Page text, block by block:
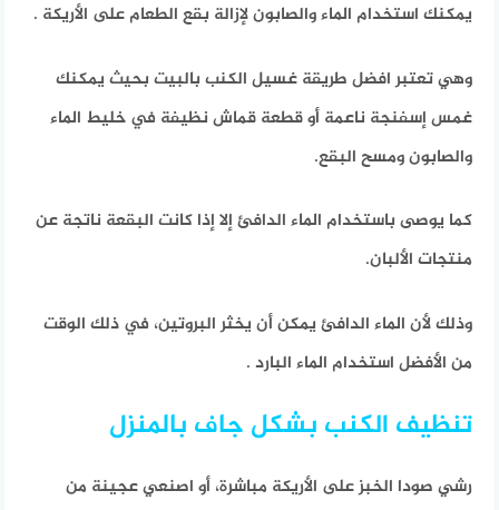
يمكنك استخدام الماء والصابون لإزالة بقع الطعام على الأريكة .
وهي تعتبر افضل طريقة غسيل الكنب بالبيت بحيث يمكنك
غمس إسفنجة ناعمة أو قطعة قماش نظيفة في خليط الماء
والصابون ومسح البقع.
كما يوصى باستخدام الماء الدافئ إلا إذا كانت البقعة ناتجة عن
منتجات الألبان.
وذلك لأن الماء الدافئ يمكن أن يخثر البروتين، في ذلك الوقت
من الأفضل استخدام الماء البارد .
تنظيف الكنب بشكل جاف بالمنزل
رشي صودا الخبز على الأريكة مباشرة، أو اصنعي عجينة من